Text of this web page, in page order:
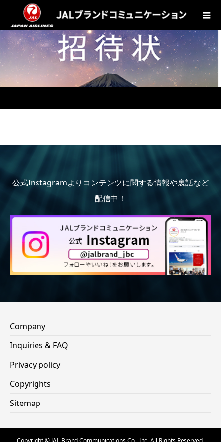
公式Instagramよりコンテンツに関する情報や裏話など
配信中！
Company
Inquiries & FAQ
Privacy policy
Copyrights
Sitemap